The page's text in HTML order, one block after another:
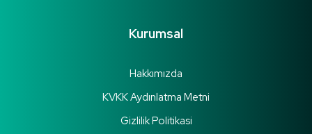
Kurumsal
Hakkımızda
KVKK Aydınlatma Metni
Gizlilik Politikasi